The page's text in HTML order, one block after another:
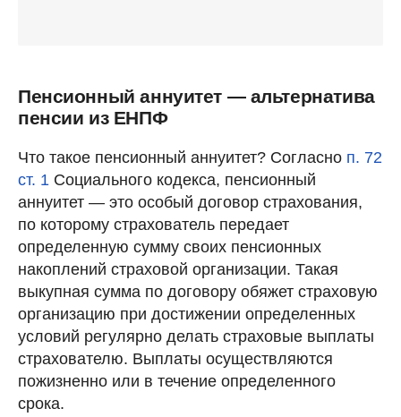
Пенсионный аннуитет — альтернатива
пенсии из ЕНПФ
Что такое пенсионный аннуитет? Согласно п. 72
ст. 1 Социального кодекса, пенсионный
аннуитет — это особый договор страхования,
по которому страхователь передает
определенную сумму своих пенсионных
накоплений страховой организации. Такая
выкупная сумма по договору обяжет страховую
организацию при достижении определенных
условий регулярно делать страховые выплаты
страхователю. Выплаты осуществляются
пожизненно или в течение определенного
срока.